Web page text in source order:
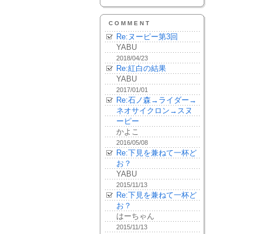
COMMENT
Re:ヌーピー第3回
YABU
2018/04/23
Re:紅白の結果
YABU
2017/01/01
Re:石ノ森→ライダー→
ネオサイクロン→スヌ
ーピー
かよこ
2016/05/08
Re:下見を兼ねて一杯ど
お？
YABU
2015/11/13
Re:下見を兼ねて一杯ど
お？
はーちゃん
2015/11/13